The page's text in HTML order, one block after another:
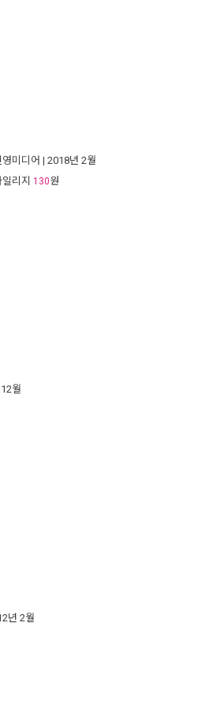
영미디어 | 2018년 2월
리지 130원
월
년 2월